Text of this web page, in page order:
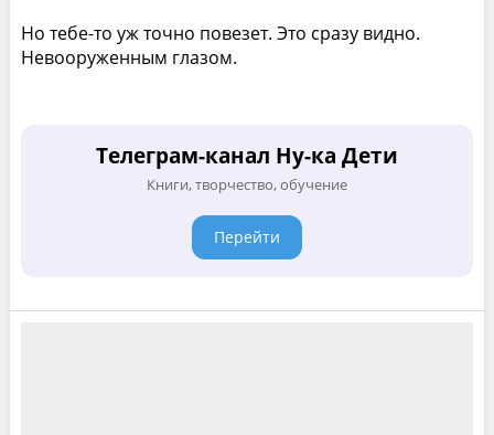
Но тебе-то уж точно повезет. Это сразу видно.
Невооруженным глазом.
Телеграм-канал Ну-ка Дети
Книги, творчество, обучение
Перейти